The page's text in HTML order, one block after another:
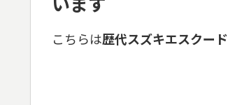
こちらは歴代スズキエスクード